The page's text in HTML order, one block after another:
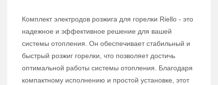
Комплект электродов розжига для горелки Riello - это
надежное и эффективное решение для вашей
системы отопления. Он обеспечивает стабильный и
быстрый розжиг горелки, что позволяет достичь
оптимальной работы системы отопления. Благодаря
компактному исполнению и простой установке, этот